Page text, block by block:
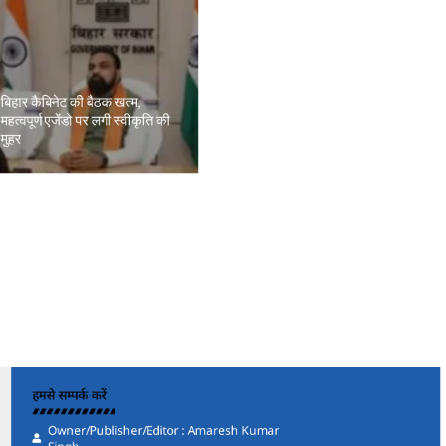
बिहार कैबिनेट की बैठक खत्म,
महत्वपूर्ण एजेंडो पर लगी स्वीकृति की
मुहर
Amit Lekh
हमसे सम्पर्क करें
Owner/Publisher/Editor : Amaresh Kumar